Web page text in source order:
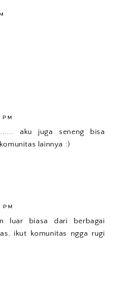
PM
aku juga seneng bisa
lainnya :)
PM
luar biasa dari berbagai
ikut komunitas ngga rugi